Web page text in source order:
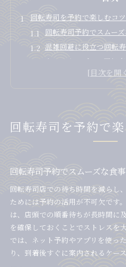
回転寿司を予約で楽しむコ
回転寿司予約でスムー
混雑回避に役立つ回転
ネットやアプリで回転
家族利用でも安心な回
回転寿司予約で待ち時
ネット予約で回転寿司
回転寿司予約できるオ
ネット予約で回転寿司
持ち帰り予約を賢く使う回
回転寿司の持ち帰り予
事前予約で手軽に回転
回転寿司持ち帰り予約
家で楽しむ回転寿司は
回転寿司を予約で
回転寿司予約でスムーズな食
回転寿司店での待ち時間を減らし
ためには予約の活用が不可欠です
は、店頭での順番待ちが長時間に
を確保しておくことでストレスを
では、ネット予約やアプリを使っ
り、到着後すぐに案内されるケー